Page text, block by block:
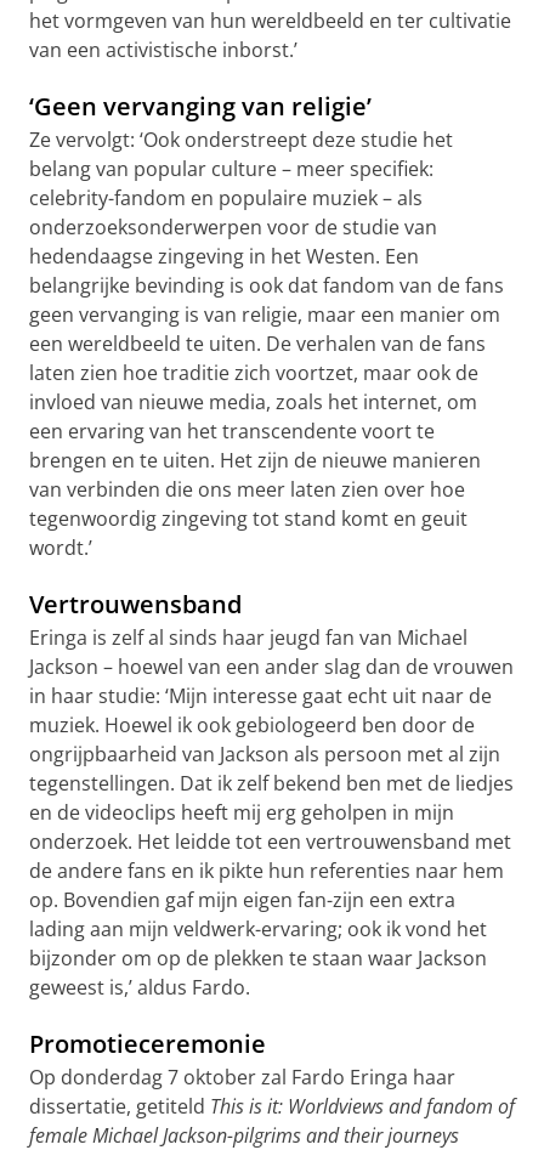
het vormgeven van hun wereldbeeld en ter cultivatie
van een activistische inborst.’
‘Geen vervanging van religie’
Ze vervolgt: ‘Ook onderstreept deze studie het
belang van popular culture – meer specifiek:
celebrity-fandom en populaire muziek – als
onderzoeksonderwerpen voor de studie van
hedendaagse zingeving in het Westen. Een
belangrijke bevinding is ook dat fandom van de fans
geen vervanging is van religie, maar een manier om
een wereldbeeld te uiten. De verhalen van de fans
laten zien hoe traditie zich voortzet, maar ook de
invloed van nieuwe media, zoals het internet, om
een ervaring van het transcendente voort te
brengen en te uiten. Het zijn de nieuwe manieren
van verbinden die ons meer laten zien over hoe
tegenwoordig zingeving tot stand komt en geuit
wordt.’
Vertrouwensband
Eringa is zelf al sinds haar jeugd fan van Michael
Jackson – hoewel van een ander slag dan de vrouwen
in haar studie: ‘Mijn interesse gaat echt uit naar de
muziek. Hoewel ik ook gebiologeerd ben door de
ongrijpbaarheid van Jackson als persoon met al zijn
tegenstellingen. Dat ik zelf bekend ben met de liedjes
en de videoclips heeft mij erg geholpen in mijn
onderzoek. Het leidde tot een vertrouwensband met
de andere fans en ik pikte hun referenties naar hem
op. Bovendien gaf mijn eigen fan-zijn een extra
lading aan mijn veldwerk-ervaring; ook ik vond het
bijzonder om op de plekken te staan waar Jackson
geweest is,’ aldus Fardo.
Promotieceremonie
Op donderdag 7 oktober zal Fardo Eringa haar
dissertatie, getiteld This is it: Worldviews and fandom of
female Michael Jackson-pilgrims and their journeys